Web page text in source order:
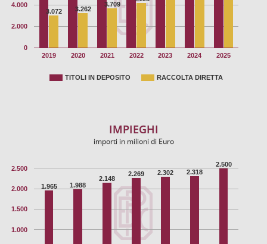
TITOLI IN DEPOSITO RACCOLTA DIRETTA
2019 2020 2021 2022 2023 2024 2025
0
2.000
4.000
3.072 3.262
3.709
IMPIEGHI
importi in milioni di Euro
1.000
1.500
2.000
2.500
1.965 1.988
2.148
2.269 2.302 2.318
2.500